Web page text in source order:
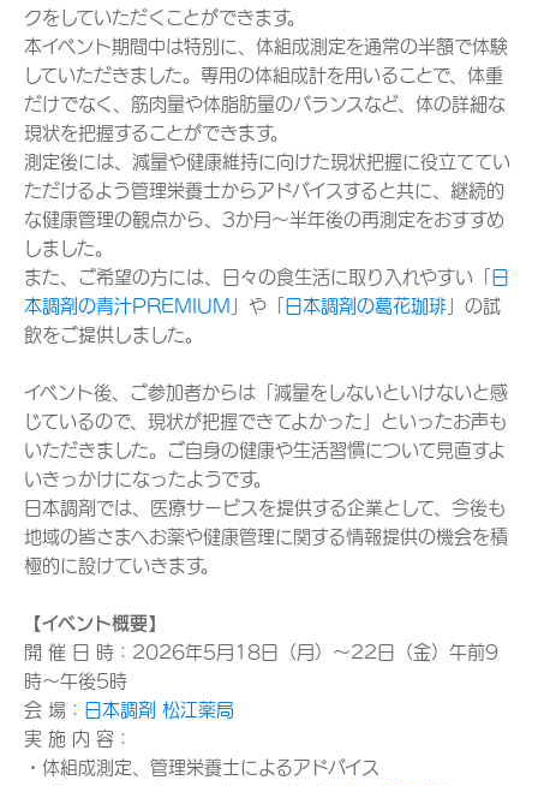
クをしていただくことができます。
本イベント期間中は特別に、体組成測定を通常の半額で体験
していただきました。専用の体組成計を用いることで、体重
だけでなく、筋肉量や体脂肪量のバランスなど、体の詳細な
現状を把握することができます。
測定後には、減量や健康維持に向けた現状把握に役立ててい
ただけるよう管理栄養士からアドバイスすると共に、継続的
な健康管理の観点から、3か月～半年後の再測定をおすすめ
しました。
また、ご希望の方には、日々の食生活に取り入れやすい「
日
本調剤の青汁PREMIUM
」や「 日本調剤の葛花珈琲 」の試
飲をご提供しました。
イベント後、ご参加者からは「減量をしないといけないと感
じているので、現状が把握できてよかった」といったお声も
いただきました。ご自身の健康や生活習慣について見直すよ
いきっかけになったようです。
⽇本調剤では、医療サービスを提供する企業として、今後も
地域の皆さまへお薬や健康管理に関する情報提供の機会を積
極的に設けていきます。
【イベント概要】
開 催 日 時：2026年5月18日（月）～22日（金）午前9
時～午後5時
会 場： 日本調剤 松江薬局
実 施 内 容：
・体組成測定、管理栄養士によるアドバイス